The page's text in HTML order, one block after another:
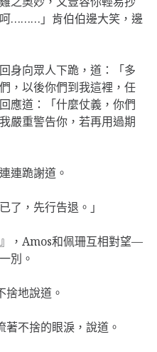
………」肯伯伯邊大笑，邊
身向眾人下跪，道：「多
，以後你們到我這裡，任
應道：「什麼仗義，你們
嚴重警告你，若再用過期
連跪謝道。
了，先行告退。」
，Amos和佩珊互相對望—
別。
捨地說道。
著不捨的眼淚，說道。